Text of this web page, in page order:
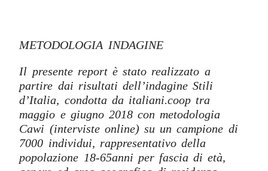
METODOLOGIA INDAGINE
Il presente report è stato realizzato a
partire dai risultati dell’indagine Stili
d’Italia, condotta da italiani.coop tra
maggio e giugno 2018 con metodologia
Cawi (interviste online) su un campione di
7000 individui, rappresentativo della
popolazione 18-65anni per fascia di età,